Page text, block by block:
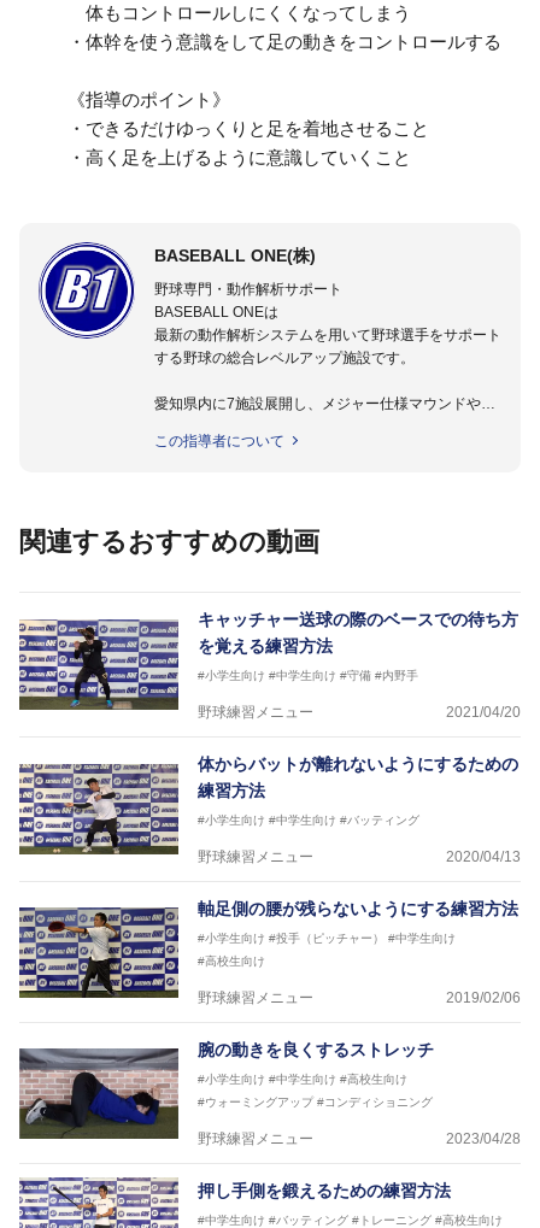
体もコントロールしにくくなってしまう
・体幹を使う意識をして足の動きをコントロールする
《指導のポイント》
・できるだけゆっくりと足を着地させること
・高く足を上げるように意識していくこと
BASEBALL ONE(株)
野球専門・動作解析サポート
BASEBALL ONEは
最新の動作解析システムを用いて野球選手をサポート
する野球の総合レベルアップ施設です。
愛知県内に7施設展開し、メジャー仕様マウンドやト
動作解析システムを用いて、小学生からプロ野球選手
この指導者について
関連するおすすめの動画
キャッチャー送球の際のベースでの待ち方
を覚える練習方法
#小学生向け #中学生向け #守備 #内野手
野球練習メニュー 2021/04/20
体からバットが離れないようにするための
練習方法
#小学生向け #中学生向け #バッティング
野球練習メニュー 2020/04/13
軸足側の腰が残らないようにする練習方法
#小学生向け #投手（ピッチャー）
#中学生向け
#高校生向け
野球練習メニュー 2019/02/06
腕の動きを良くするストレッチ
#小学生向け #中学生向け #高校生向け
#ウォーミングアップ #コンディショニング
野球練習メニュー 2023/04/28
押し手側を鍛えるための練習方法
#中学生向け #バッティング #トレーニング #高校生向け